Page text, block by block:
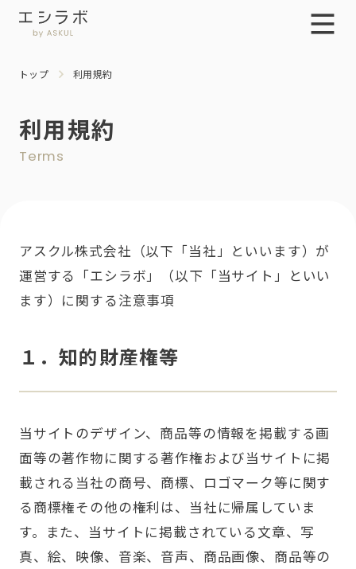
トップ 利用規約
利用規約
Terms
アスクル株式会社（以下「当社」といいます）が
運営する「エシラボ」（以下「当サイト」といい
ます）に関する注意事項
１．知的財産権等
当サイトのデザイン、商品等の情報を掲載する画
面等の著作物に関する著作権および当サイトに掲
載される当社の商号、商標、ロゴマーク等に関す
る商標権その他の権利は、当社に帰属していま
す。また、当サイトに掲載されている文章、写
真、絵、映像、音楽、音声、商品画像、商品等の